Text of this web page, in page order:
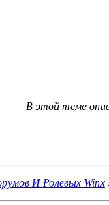
меня с
Эрика и
моём
Надменные. А
взяла себе имя Лагги
Вот так.
в себе интерес к
В этой теме
И Ролевых Winx